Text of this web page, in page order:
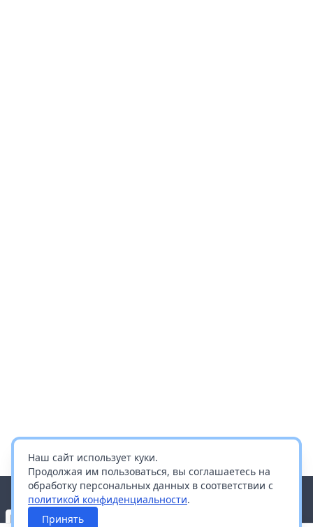
Наш сайт использует куки.
Продолжая им пользоваться, вы соглашаетесь на
обработку персональных данных в соответствии с
политикой конфиденциальности.
Принять